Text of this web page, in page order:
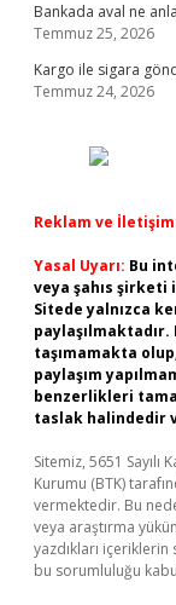
Bankada aval ne
Temmuz 25, 2026
Kargo ile sigara
Temmuz 24, 2026
Reklam ve
Yasal Uyarı: Bu
veya şahıs şirketi
Sitede yalnızca
taşımamakta
paylaşım
benzerlikleri
taslak halindedir
Sitemiz, 5651
Kurumu (BTK)
vermektedir. Bu
veya araştırma
yazdıkları
bu sorumluluğu